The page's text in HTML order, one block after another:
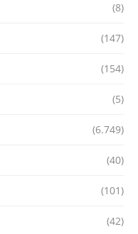
(8)
(147)
(154)
(5)
(6.749)
(40)
(101)
(42)